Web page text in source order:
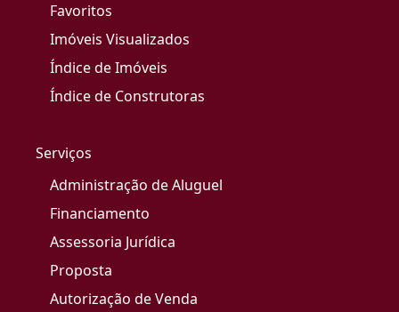
Favoritos
Imóveis Visualizados
Índice de Imóveis
Índice de Construtoras
Serviços
Administração de Aluguel
Financiamento
Assessoria Jurídica
Proposta
Autorização de Venda